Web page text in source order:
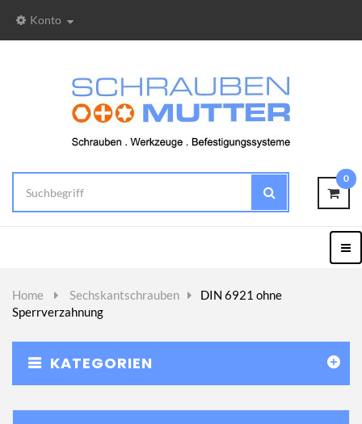
Konto
0
Home > Sechskantschrauben >
DIN 6921 ohne
Sperrverzahnung
KATEGORIEN